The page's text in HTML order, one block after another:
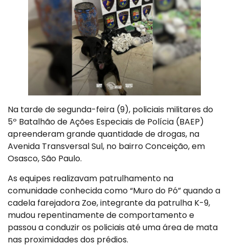
Na tarde de segunda-feira (9), policiais militares do
5º Batalhão de Ações Especiais de Polícia (BAEP)
apreenderam grande quantidade de drogas, na
Avenida Transversal Sul, no bairro Conceição, em
Osasco, São Paulo.
As equipes realizavam patrulhamento na
comunidade conhecida como “Muro do Pó” quando a
cadela farejadora Zoe, integrante da patrulha K-9,
mudou repentinamente de comportamento e
passou a conduzir os policiais até uma área de mata
nas proximidades dos prédios.